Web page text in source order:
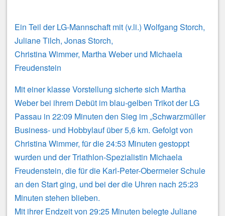
Ein Teil der LG-Mannschaft mit (v.li.) Wolfgang Storch,
Juliane Tilch, Jonas Storch,
Christina Wimmer, Martha Weber und Michaela
Freudenstein
Mit einer klasse Vorstellung sicherte sich Martha
Weber bei ihrem Debüt im blau-gelben Trikot der LG
Passau in 22:09 Minuten den Sieg im „Schwarzmüller
Business- und Hobbylauf über 5,6 km. Gefolgt von
Christina Wimmer, für die 24:53 Minuten gestoppt
wurden und der Triathlon-Spezialistin Michaela
Freudenstein, die für die Karl-Peter-Obermeier Schule
an den Start ging, und bei der die Uhren nach 25:23
Minuten stehen blieben.
Mit ihrer Endzeit von 29:25 Minuten belegte Juliane